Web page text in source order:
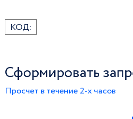
КОД:
Сформировать
Просчет в течение 2-х часов